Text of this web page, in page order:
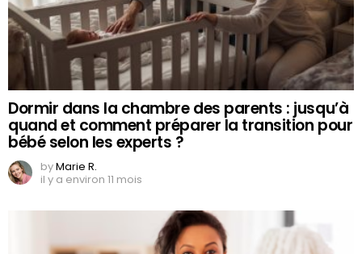
Dormir dans la chambre des parents : jusqu’à
quand et comment préparer la transition pour
bébé selon les experts ?
byMarie R.
il y a environ 11 mois